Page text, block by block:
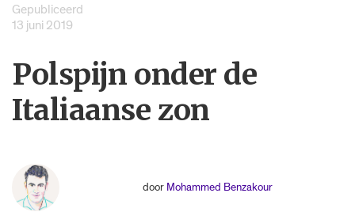
Gepubliceerd
13 juni 2019
Polspijn onder de
Italiaanse zon
door Mohammed Benzakour